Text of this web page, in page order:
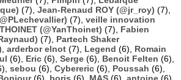
(7), Jean-Renaud ROY (@jr_roy) (7),
(7), veille innovation
(@YanThoinet) (7), Fabien
(7), Partech Shaker
arderbor elnot (7), Legend (6), Romain
(6), Eric (6), Serge (6), Benoit Felten (6),
sebou (6), Cybereric (6), Poussah (6),